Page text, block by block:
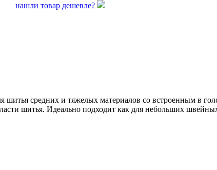
нашли товар дешевле?
шитья средних и тяжелых материалов со встроенным в
шитья. Идеально подходит как для небольших